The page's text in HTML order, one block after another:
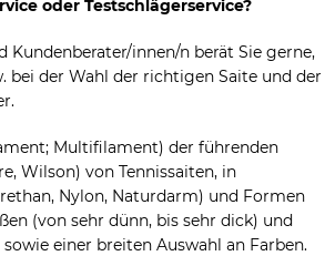
oder Testschlägerservice?
Kundenberater/innen/n berät Sie gerne,
bei der Wahl der richtigen Saite und der
Multifilament) der führenden
Wilson) von Tennissaiten, in
Nylon, Naturdarm) und Formen
(von sehr dünn, bis sehr dick) und
einer breiten Auswahl an Farben.